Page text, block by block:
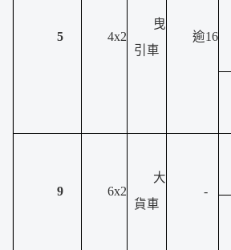
5 4x2
曳
引車
逾16
9 6x2
大
貨車
-